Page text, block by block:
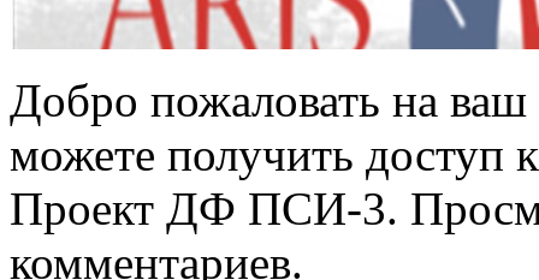
Добро пожаловать на
можете получить доступ
Проект ДФ ПСИ-3.
комментариев.